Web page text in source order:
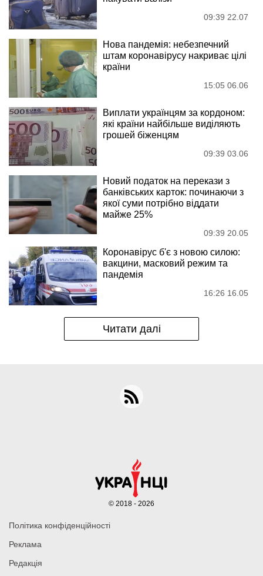
09:39 22.07
Нова пандемія: небезпечний
штам коронавірусу накриває цілі
країни
15:05 06.06
Виплати українцям за кордоном:
які країни найбільше виділяють
грошей біженцям
09:39 03.06
Новий податок на перекази з
банківських карток: починаючи з
якої суми потрібно віддати
майже 25%
09:39 20.05
Коронавірус б'є з новою силою:
вакцини, масковий режим та
пандемія
16:26 16.05
Читати далі
Політика конфіденційності
Реклама
Редакція
© 2018 - 2026